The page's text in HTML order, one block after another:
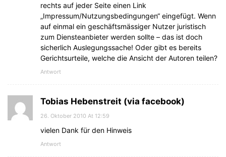
rechts auf jeder Seite einen Link
„Impressum/Nutzungsbedingungen“ eingefügt. Wenn
auf einmal ein geschäftsmässiger Nutzer juristisch
zum Diensteanbieter werden sollte – das ist doch
sicherlich Auslegungssache! Oder gibt es bereits
Gerichtsurteile, welche die Ansicht der Autoren teilen?
Antwort
Tobias Hebenstreit (via facebook)
26. Oktober 2010 At 12:59
vielen Dank für den Hinweis
Antwort